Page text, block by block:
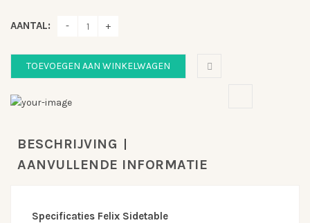
was:
AANTAL:
TOEVOEGEN AAN WINKELWAGEN
BESCHRIJVING
AANVULLENDE INFORMATIE
Specificaties Felix Sidetable